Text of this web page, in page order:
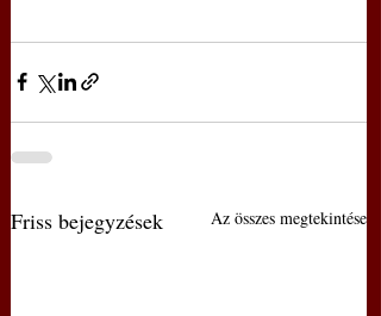
Friss bejegyzések Az összes megtekintése